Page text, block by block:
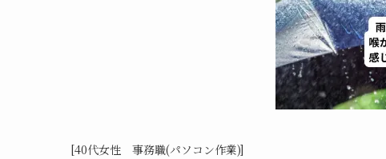
[40代女性 事務職(パソコン作業)]